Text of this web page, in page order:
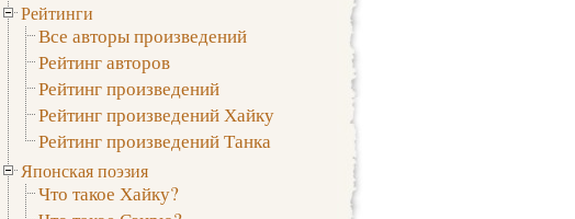
Рейтинги
Все авторы произведений
Рейтинг авторов
Рейтинг произведений
Рейтинг произведений Хайку
Рейтинг произведений Танка
Японская поэзия
Что такое Хайку?